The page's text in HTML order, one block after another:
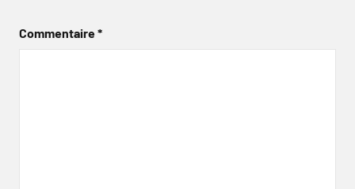
Commentaire*